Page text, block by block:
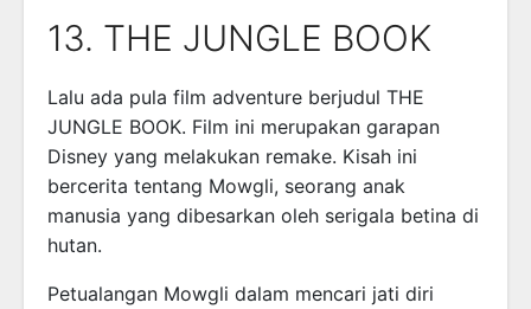
13. THE JUNGLE BOOK
Lalu ada pula film adventure berjudul THE
JUNGLE BOOK. Film ini merupakan garapan
Disney yang melakukan remake. Kisah ini
bercerita tentang Mowgli, seorang anak
manusia yang dibesarkan oleh serigala betina di
hutan.
Petualangan Mowgli dalam mencari jati diri